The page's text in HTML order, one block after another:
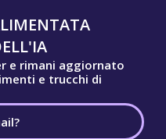
e rimani aggiornato
e trucchi di